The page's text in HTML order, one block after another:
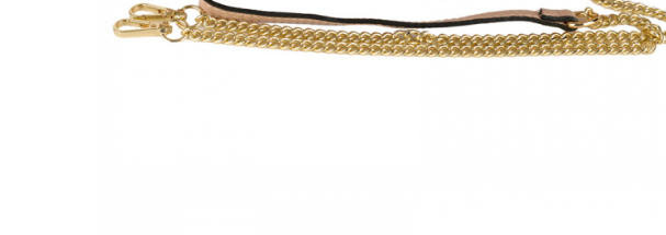
Genți Caramel